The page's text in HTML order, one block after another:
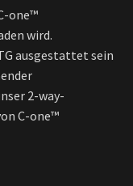
one™
wird.
ausgestattet sein
2-way-
C-one™